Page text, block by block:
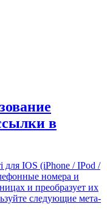
в
для IOS (iPhone / IPod /
номера и
и преобразует их
следующие мета-